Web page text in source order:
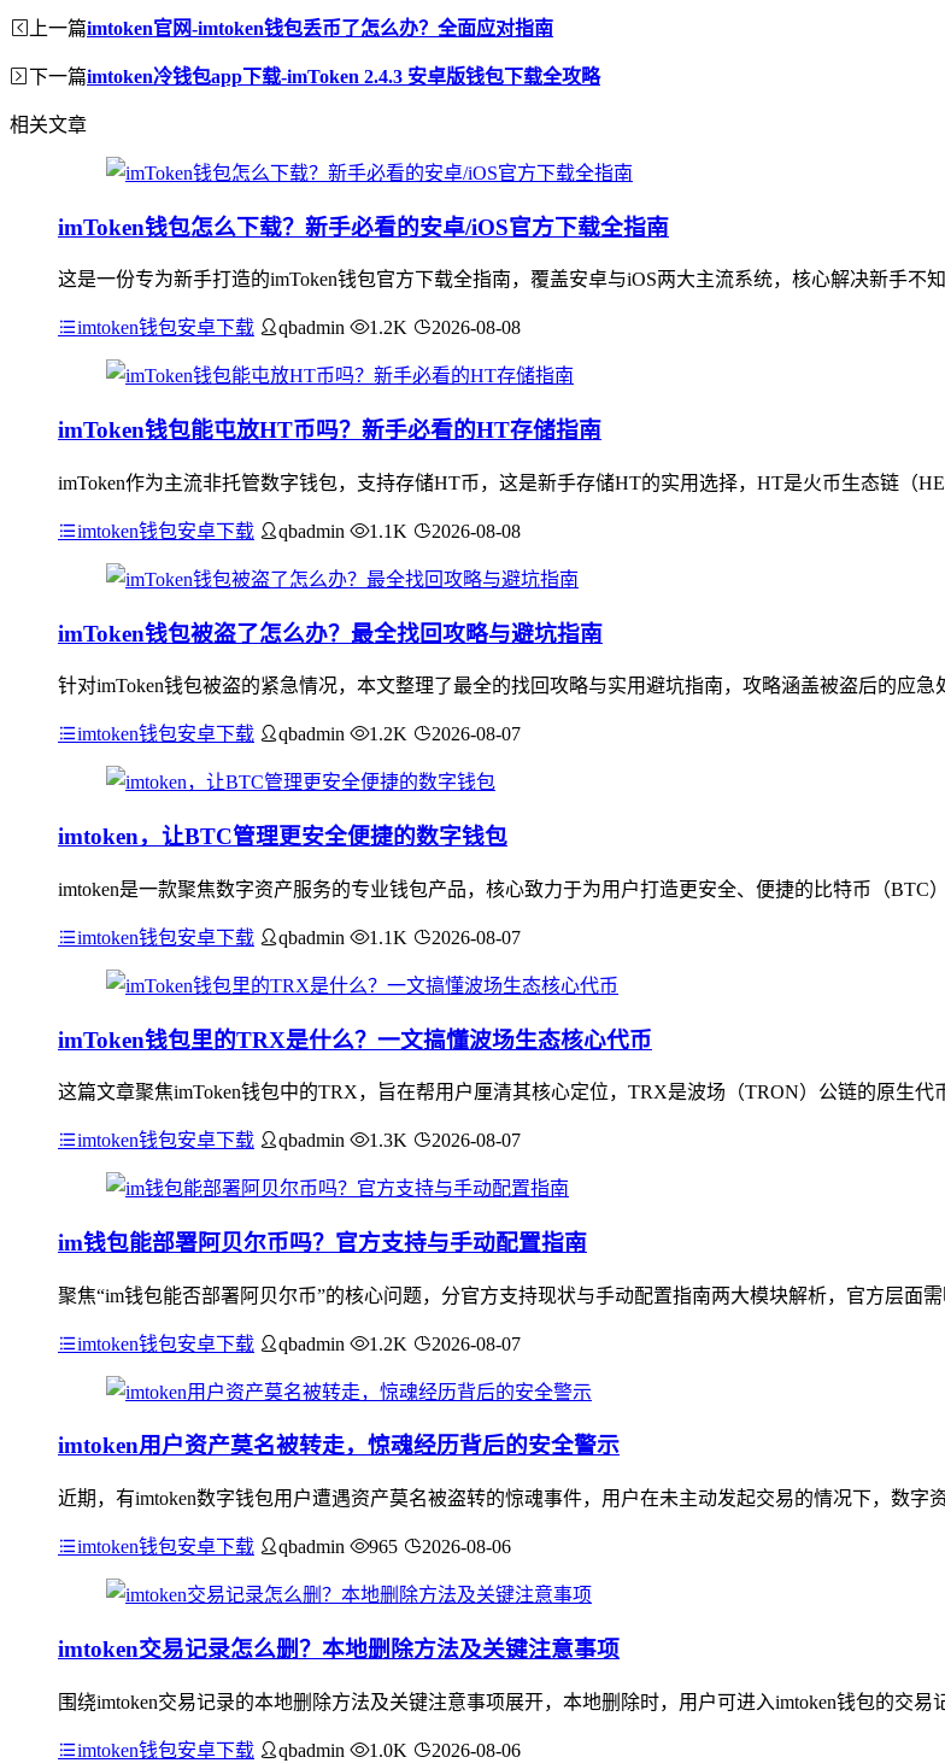
上一篇imtoken官网-imtoken钱包丢币了怎么办？全面应对指南
下一篇imtoken冷钱包app下载-imToken 2.4.3 安卓版钱包下载全攻略
相关文章
imToken钱包怎么下载？新手必看的安卓/iOS官方下载全指南
这是一份专为新手打造的imToken钱包官方下载全指南，覆盖安卓与iOS两大主流系统，核心解决新手不
imtoken钱包安卓下载 qbadmin 1.2K 2026-08-08
imToken钱包能屯放HT币吗？新手必看的HT存储指南
imToken作为主流非托管数字钱包，支持存储HT币，这是新手存储HT的实用选择，HT是火币生态链（
imtoken钱包安卓下载 qbadmin 1.1K 2026-08-08
imToken钱包被盗了怎么办？最全找回攻略与避坑指南
针对imToken钱包被盗的紧急情况，本文整理了最全的找回攻略与实用避坑指南，攻略涵盖被盗后的应
imtoken钱包安卓下载 qbadmin 1.2K 2026-08-07
imtoken，让BTC管理更安全便捷的数字钱包
imtoken是一款聚焦数字资产服务的专业钱包产品，核心致力于为用户打造更安全、便捷的比特币（
imtoken钱包安卓下载 qbadmin 1.1K 2026-08-07
imToken钱包里的TRX是什么？一文搞懂波场生态核心代币
这篇文章聚焦imToken钱包中的TRX，旨在帮用户厘清其核心定位，TRX是波场（TRON）公链的原生
imtoken钱包安卓下载 qbadmin 1.3K 2026-08-07
im钱包能部署阿贝尔币吗？官方支持与手动配置指南
聚焦“im钱包能否部署阿贝尔币”的核心问题，分官方支持现状与手动配置指南两大模块解析，官方层面
imtoken钱包安卓下载 qbadmin 1.2K 2026-08-07
imtoken用户资产莫名被转走，惊魂经历背后的安全警示
近期，有imtoken数字钱包用户遭遇资产莫名被盗转的惊魂事件，用户在未主动发起交易的情况下，数
imtoken钱包安卓下载 qbadmin 965 2026-08-06
imtoken交易记录怎么删？本地删除方法及关键注意事项
围绕imtoken交易记录的本地删除方法及关键注意事项展开，本地删除时，用户可进入imtoken钱包的交
imtoken钱包安卓下载 qbadmin 1.0K 2026-08-06